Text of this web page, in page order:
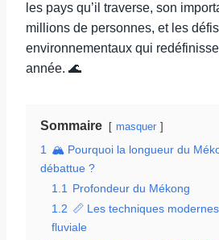
les pays qu’il traverse, son
millions de personnes, et les
environnementaux qui
année. 🌊
Sommaire masquer
1
🏔️ Pourquoi la longueur du
débattue ?
1.1
Profondeur du Mékong
1.2 📏 Les techniques
fluviale